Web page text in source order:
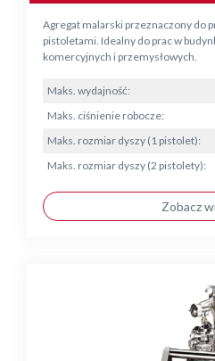
Agregat malarski przeznaczony do
pistoletami. Idealny do prac w
komercyjnych i przemysłowych.
Maks. wydajność:
Maks. ciśnienie robocze:
Maks. rozmiar dyszy (1 pistolet):
Maks. rozmiar dyszy (2 pistolety):
Zobacz